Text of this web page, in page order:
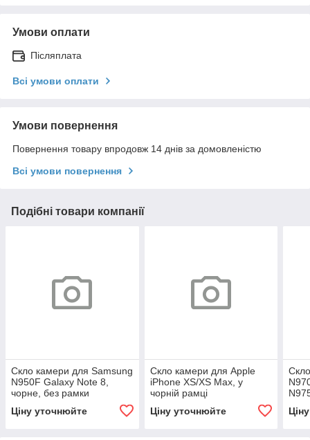
Умови оплати
Післяплата
Всі умови оплати
Умови повернення
Повернення товару впродовж 14 днів за домовленістю
Всі умови повернення
Подібні товари компанії
Скло камери для Samsung
N950F Galaxy Note 8,
чорне, без рамки
Ціну уточнюйте
Скло камери для Apple
iPhone XS/XS Max, у
чорній рамці
Ціну уточнюйте